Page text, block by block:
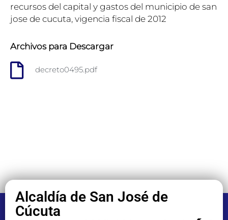
recursos del capital y gastos del municipio de san
jose de cucuta, vigencia fiscal de 2012
Archivos para Descargar
decreto0495.pdf
Alcaldía de San José de
Cúcuta